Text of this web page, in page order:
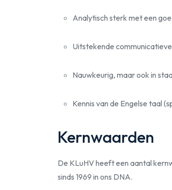
Analytisch sterk met een
Uitstekende
Nauwkeurig, maar ook in
Kennis van de Engelse taal
Kernwaarden
De KLuHV heeft een aantal
sinds 1969 in ons DNA.